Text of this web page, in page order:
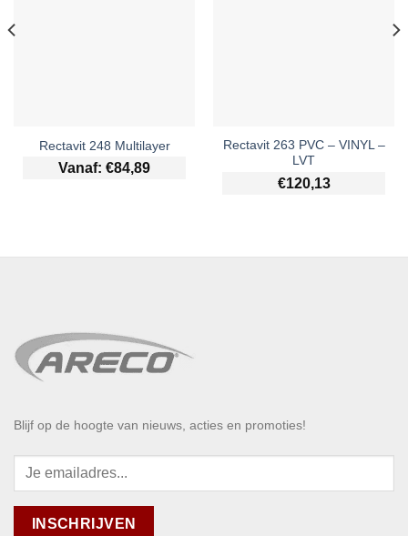
Rectavit 248 Multilayer
Vanaf: €84,89
Rectavit 263 PVC – VINYL –
LVT
€120,13
Blijf op de hoogte van nieuws, acties en promoties!